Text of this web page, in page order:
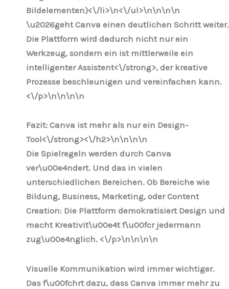
Bildelementen)<\/li>\n<\/ul>\n\n\n\n
\u2026geht Canva einen deutlichen Schritt weiter.
Die Plattform wird dadurch nicht nur ein
Werkzeug, sondern ein ist mittlerweile ein
intelligenter Assistent<\/strong>, der kreative
Prozesse beschleunigen und vereinfachen kann.
<\/p>\n\n\n\n
Fazit: Canva ist mehr als nur ein Design-
Tool<\/strong><\/h2>\n\n\n\n
Die Spielregeln werden durch Canva
ver\u00e4ndert. Und das in vielen
unterschiedlichen Bereichen. Ob Bereiche wie
Bildung, Business, Marketing, oder Content
Creation: Die Plattform demokratisiert Design und
macht Kreativit\u00e4t f\u00fcr jedermann
zug\u00e4nglich. <\/p>\n\n\n\n
Visuelle Kommunikation wird immer wichtiger.
Das f\u00fchrt dazu, dass Canva immer mehr zu